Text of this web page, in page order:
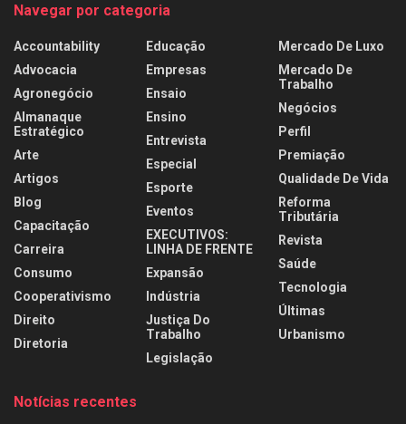
Navegar por categoria
Accountability
Advocacia
Agronegócio
Almanaque
Estratégico
Arte
Artigos
Blog
Capacitação
Carreira
Consumo
Cooperativismo
Direito
Diretoria
Educação
Empresas
Ensaio
Ensino
Entrevista
Especial
Esporte
Eventos
EXECUTIVOS:
LINHA DE FRENTE
Expansão
Indústria
Justiça Do
Trabalho
Legislação
Mercado De Luxo
Mercado De
Trabalho
Negócios
Perfil
Premiação
Qualidade De Vida
Reforma
Tributária
Revista
Saúde
Tecnologia
Últimas
Urbanismo
Notícias recentes